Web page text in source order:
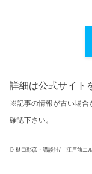
詳細は公式サイト
※記事の情報が古い場合
確認下さい。
© 樋口彰彦・講談社/「江戸前エ